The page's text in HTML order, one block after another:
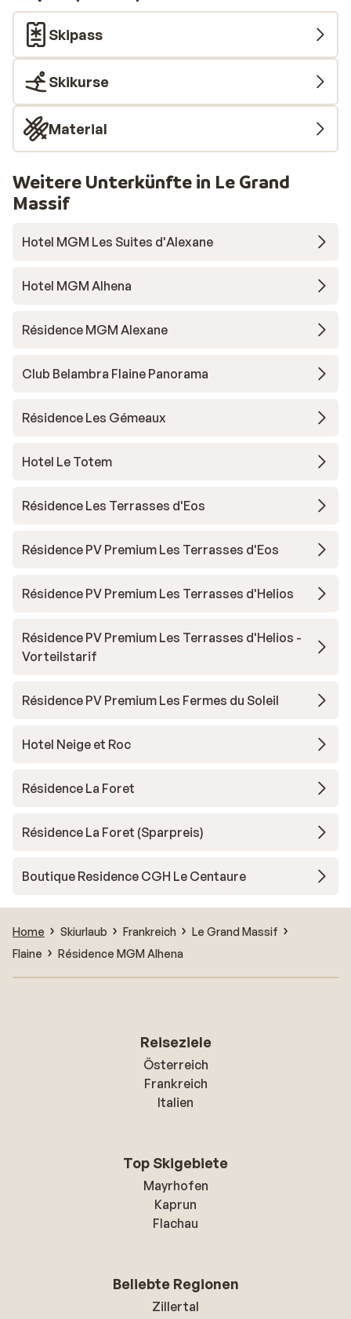
een doolhof. Na paar dagen hadden we de
weg door! Verder dicht in de buurt van
supermarkt, winkels en restaurants! We
komen hier zeker nog een keer terug!
Skipass
Skikurse
Material
Weitere Unterkünfte in Le Grand
Massif
Hotel MGM Les Suites d'Alexane
Hotel MGM Alhena
Résidence MGM Alexane
Club Belambra Flaine Panorama
Résidence Les Gémeaux
Hotel Le Totem
Résidence Les Terrasses d'Eos
Résidence PV Premium Les Terrasses d'Eos
Résidence PV Premium Les Terrasses d'Helios
Résidence PV Premium Les Terrasses d'Helios -
Vorteilstarif
Résidence PV Premium Les Fermes du Soleil
Hotel Neige et Roc
Résidence La Foret
Résidence La Foret (Sparpreis)
Boutique Residence CGH Le Centaure
Home Skiurlaub Frankreich
Le Grand Massif
Flaine
Résidence MGM Alhena
Reiseziele
Österreich
Frankreich
Italien
Top Skigebiete
Mayrhofen
Kaprun
Flachau
Beliebte Regionen
Zillertal